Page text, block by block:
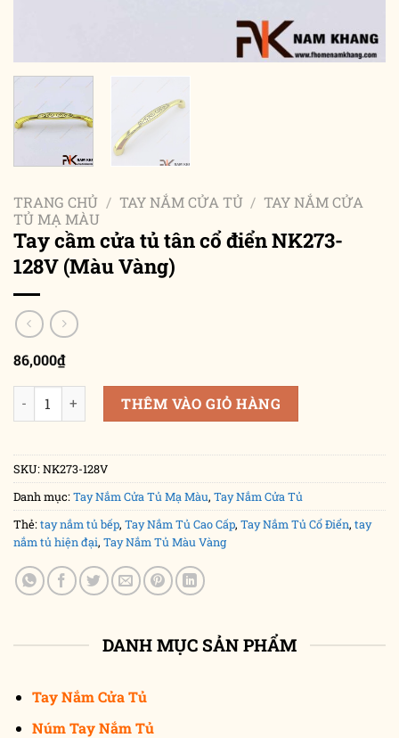
TRANG CHỦ / TAY NẮM CỬA TỦ / TAY NẮM CỬA
TỦ MẠ MÀU
Tay cầm cửa tủ tân cổ điển NK273-
128V (Màu Vàng)
86,000₫
Tay cầm cửa tủ tân cổ điển NK273-128V (Màu Vàng) số lượng
THÊM VÀO GIỎ HÀNG
SKU:NK273-128V
Danh mục:Tay Nắm Cửa Tủ Mạ Màu, Tay Nắm Cửa Tủ
Thẻ:tay nắm tủ bếp, Tay Nắm Tủ Cao Cấp, Tay Nắm Tủ Cổ Điển, tay
nắm tủ hiện đại, Tay Nắm Tủ Màu Vàng
DANH MỤC SẢN PHẨM
Tay Nắm Cửa Tủ
Núm Tay Nắm Tủ